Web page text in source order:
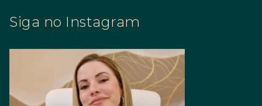
Siga no Instagram